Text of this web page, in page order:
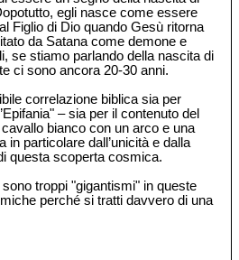
egli nasce come essere
Figlio di Dio quando Gesù ritorna
da Satana come demone e
se stiamo parlando della nascita di
ci sono ancora 20-30 anni.
correlazione biblica sia per
– sia per il contenuto del
bianco con un arco e una
in particolare dall’unicità e dalla
questa scoperta cosmica.
troppi "gigantismi" in queste
perché si tratti davvero di una